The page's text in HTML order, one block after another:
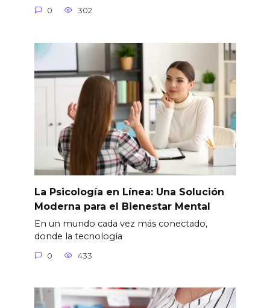
0 302
La Psicología en Línea: Una Solución
Moderna para el Bienestar Mental
En un mundo cada vez más conectado,
donde la tecnología
0 433